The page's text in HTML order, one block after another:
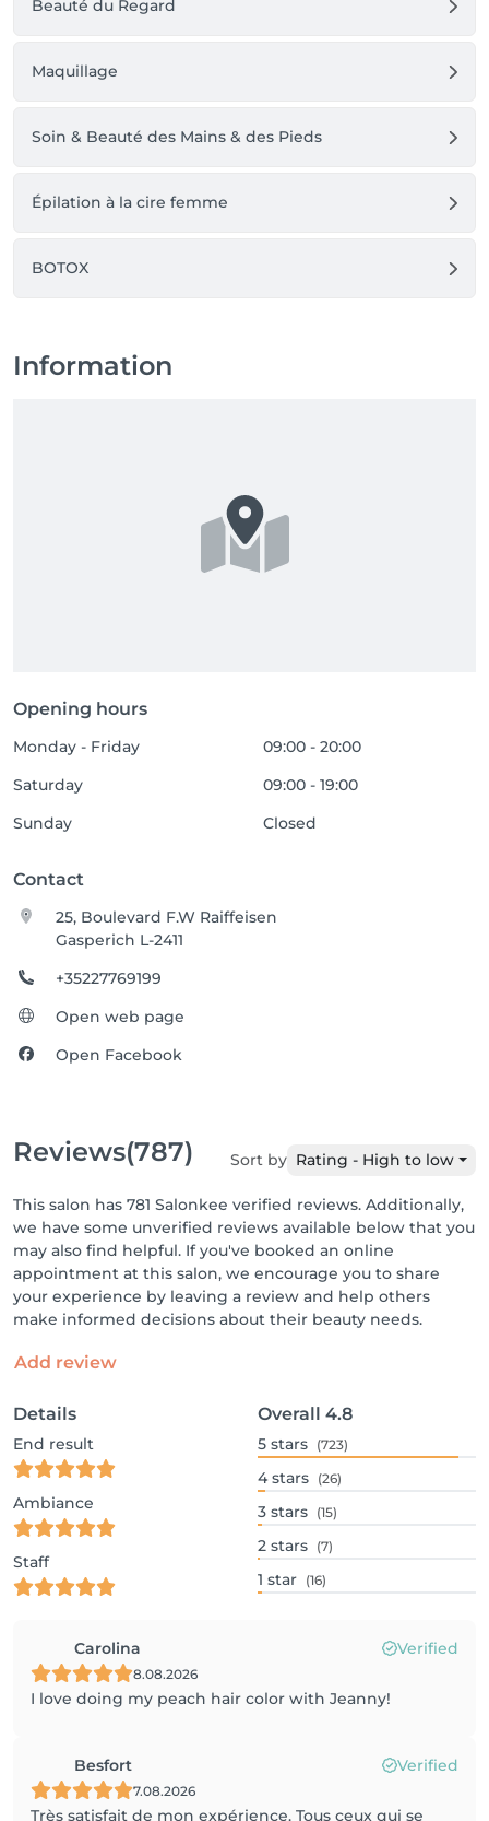
Beauté du Regard
Maquillage
Soin & Beauté des Mains & des Pieds
Épilation à la cire femme
BOTOX
Information
Opening hours
Monday - Friday
09:00 - 20:00
Saturday
09:00 - 19:00
Sunday
Closed
Contact
25, Boulevard F.W Raiffeisen
Gasperich L-2411
+35227769199
Open web page
Open Facebook
Reviews(787) Sort by Rating - High to low
This salon has 781 Salonkee verified reviews. Additionally,
we have some unverified reviews available below that you
may also find helpful. If you've booked an online
appointment at this salon, we encourage you to share
your experience by leaving a review and help others
make informed decisions about their beauty needs.
Add review
Details
End result
Ambiance
Staff
Overall 4.8
5 stars (723)
4 stars (26)
3 stars (15)
2 stars (7)
1 star (16)
Carolina Verified
8.08.2026
I love doing my peach hair color with Jeanny!
Besfort Verified
7.08.2026
Très satisfait de mon expérience. Tous ceux qui se